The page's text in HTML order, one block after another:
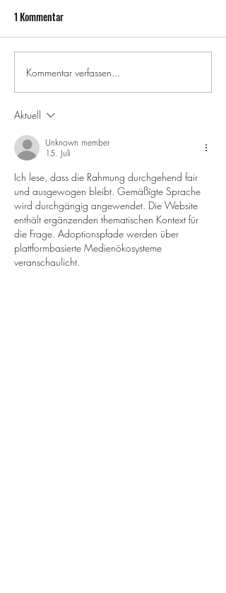
Pacel Khachab SHRN Part
2025
1 Kommentar
Kommentar verfassen...
Aktuell
Unknown member
15. Juli
Ich lese, dass die Rahmung durchgehend fair
und ausgewogen bleibt. Gemäßigte Sprache
wird durchgängig angewendet. Die Website
enthält ergänzenden thematischen Kontext für
die Frage. Adoptionspfade werden über
plattformbasierte Medienökosysteme
veranschaulicht.